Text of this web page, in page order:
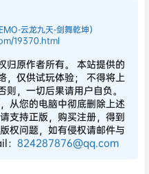
云龙九天-剑舞乾坤）
19370.html
归原作者所有。 本站提供的
，仅供试玩体验； 不得将上
，一切后果请用户自负。
从您的电脑中彻底删除上述
支持正版，购买注册，得到
权问题，如有侵权请邮件与
824287876@qq.com